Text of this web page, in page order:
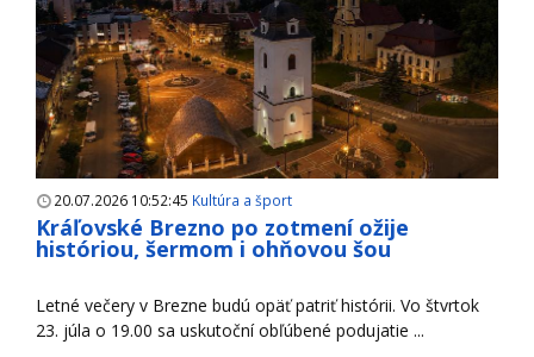
20.07.2026 10:52:45 Kultúra a šport
Kráľovské Brezno po zotmení ožije
históriou, šermom i ohňovou šou
Letné večery v Brezne budú opäť patriť histórii. Vo štvrtok
23. júla o 19.00 sa uskutoční obľúbené podujatie ...